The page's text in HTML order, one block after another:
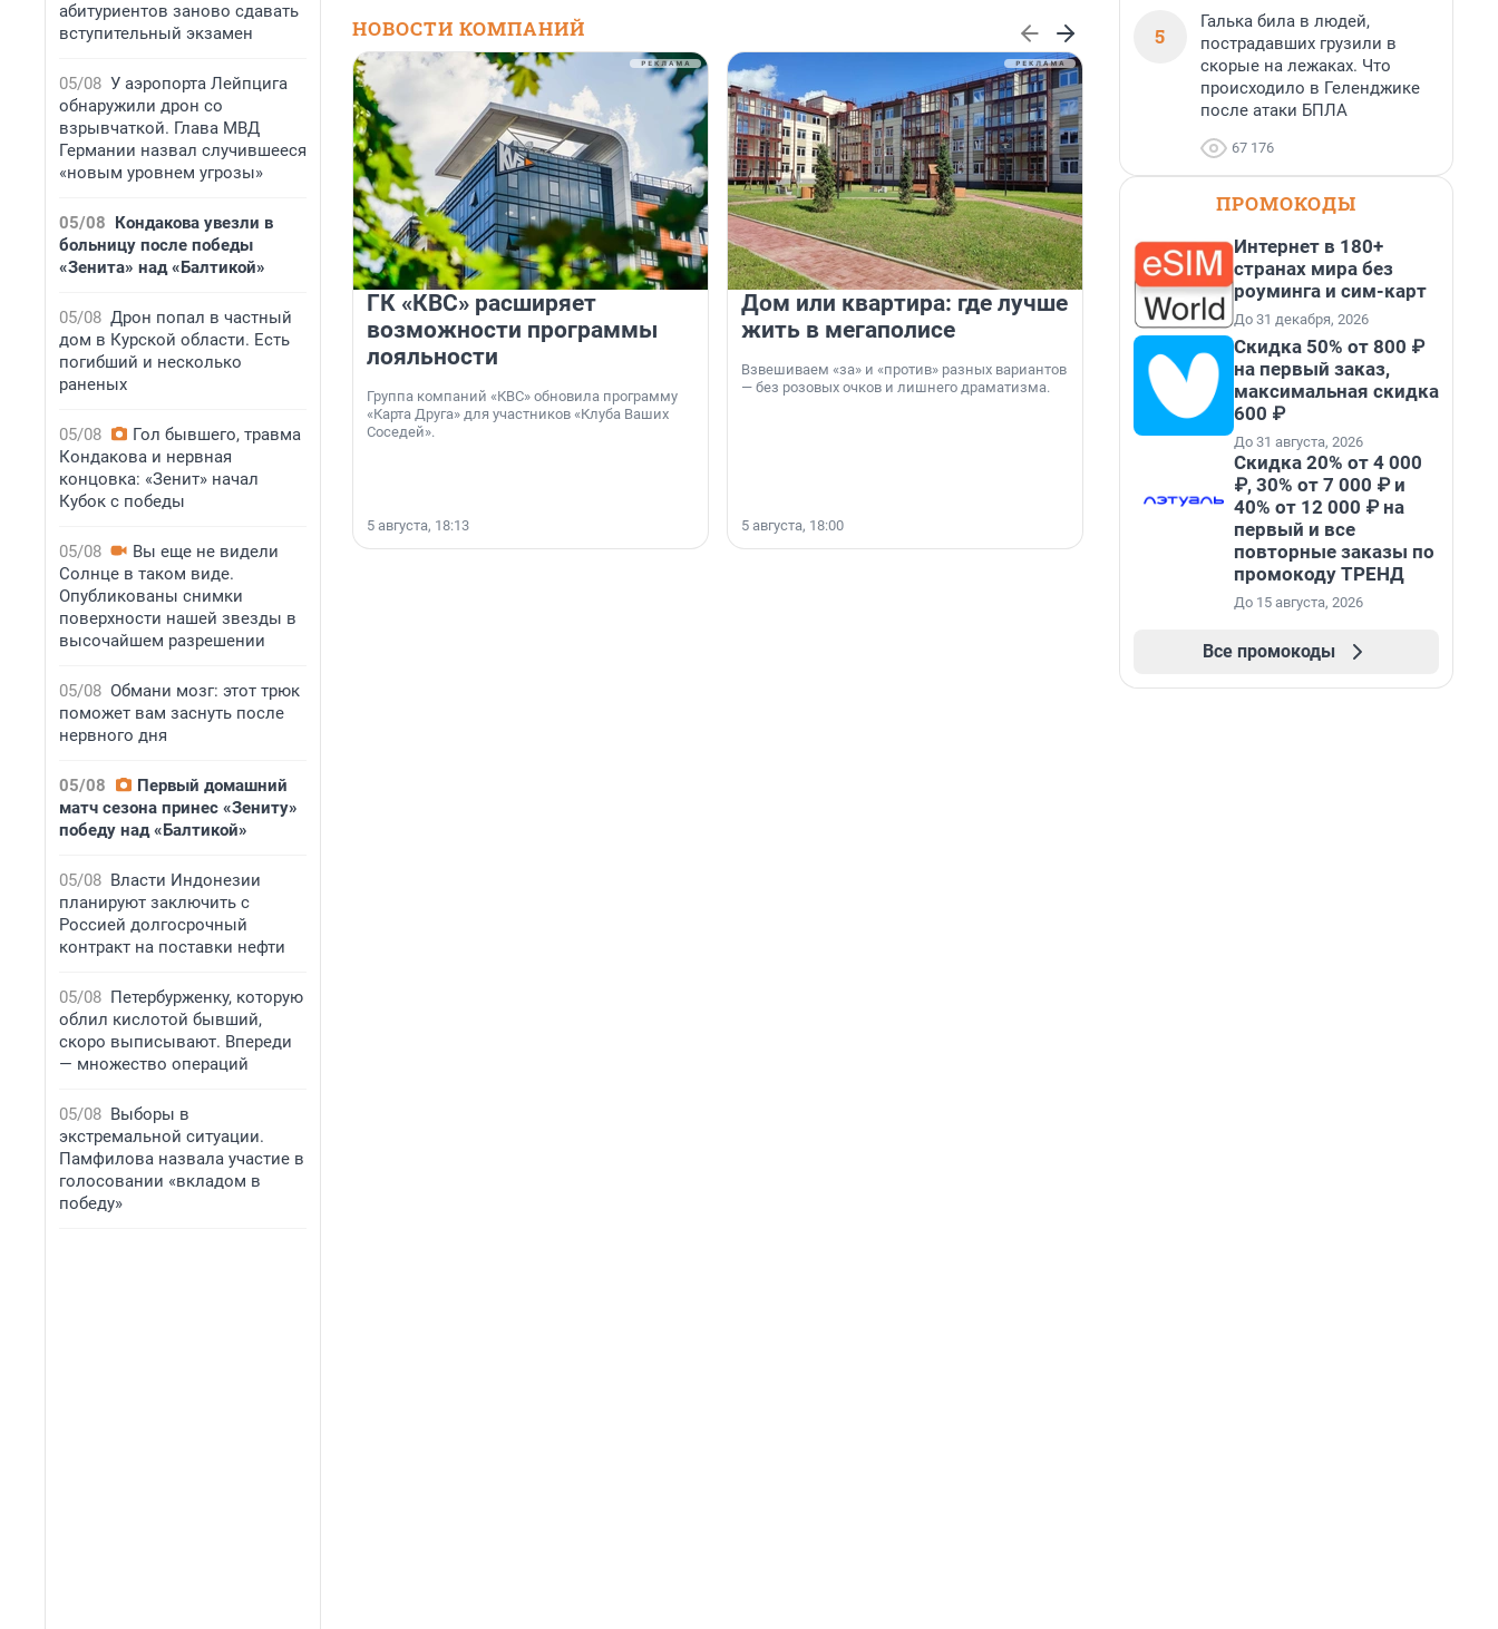
абитуриентов заново сдавать
вступительный экзамен
05/08 У аэропорта Лейпцига
обнаружили дрон со
взрывчаткой. Глава МВД
Германии назвал случившееся
«новым уровнем угрозы»
05/08 Кондакова увезли в
больницу после победы
«Зенита» над «Балтикой»
05/08 Дрон попал в частный
дом в Курской области. Есть
погибший и несколько
раненых
05/08
Гол бывшего, травма
Кондакова и нервная
концовка: «Зенит» начал
Кубок с победы
05/08
Вы еще не видели
Солнце в таком виде.
Опубликованы снимки
поверхности нашей звезды в
высочайшем разрешении
05/08 Обмани мозг: этот трюк
поможет вам заснуть после
нервного дня
05/08
Первый домашний
матч сезона принес «Зениту»
победу над «Балтикой»
05/08 Власти Индонезии
планируют заключить с
Россией долгосрочный
контракт на поставки нефти
05/08 Петербурженку, которую
облил кислотой бывший,
скоро выписывают. Впереди
— множество операций
05/08 Выборы в
экстремальной ситуации.
Памфилова назвала участие в
голосовании «вкладом в
победу»
НОВОСТИ КОМПАНИЙ
ГК «КВС» расширяет
возможности программы
лояльности
Группа компаний «КВС» обновила программу
«Карта Друга» для участников «Клуба Ваших
Соседей».
5 августа, 18:13
Дом или квартира: где лучше
жить в мегаполисе
Взвешиваем «за» и «против» разных вариантов
— без розовых очков и лишнего драматизма.
5 августа, 18:00
Группа Аквилон на 20%
увеличила объём текущего
строительства в
Ленинградской области
Группа Аквилон входит в ТОП-5 рейтинга
независимого портала «Единый ресурс
застройщиков» по объёму текущего
строительства в Ленинградской области. В
настоящее время компания реализует в
регионе 185 429 кв. метров жилья, что на 20%
больше, чем в 1 квартале 2026 года.
5
Галька била в людей,
пострадавших грузили в
скорые на лежаках. Что
происходило в Геленджике
после атаки БПЛА
67 176
ПРОМОКОДЫ
Интернет в 180+
странах мира без
роуминга и сим-карт
До 31 декабря, 2026
Скидка 50% от 800 ₽
на первый заказ,
максимальная скидка
600 ₽
До 31 августа, 2026
Скидка 20% от 4 000
₽, 30% от 7 000 ₽ и
40% от 12 000 ₽ на
первый и все
повторные заказы по
промокоду ТРЕНД
До 15 августа, 2026
Все промокоды